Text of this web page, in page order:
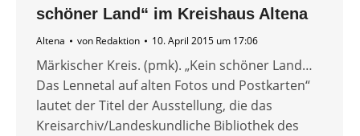
schöner Land“ im Kreishaus Altena
Altena von Redaktion 10. April 2015 um 17:06
Märkischer Kreis. (pmk). „Kein schöner Land…
Das Lennetal auf alten Fotos und Postkarten“
lautet der Titel der Ausstellung, die das
Kreisarchiv/Landeskundliche Bibliothek des